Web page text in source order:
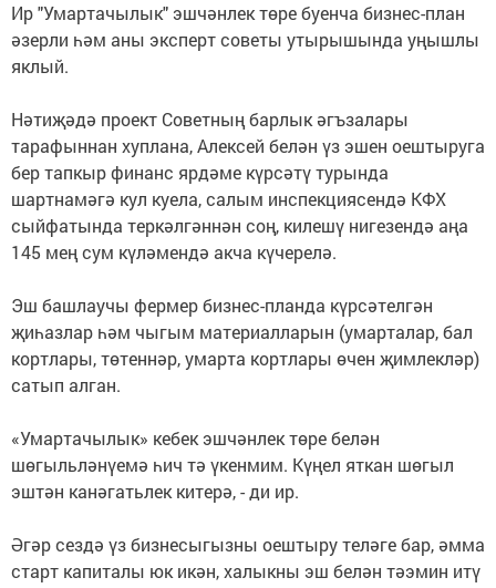
Ир "Умартачылык" эшчәнлек төре буенча бизнес-план
әзерли һәм аны эксперт советы утырышында уңышлы
яклый.
Нәтиҗәдә проект Советның барлык әгъзалары
тарафыннан хуплана, Алексей белән үз эшен оештыруга
бер тапкыр финанс ярдәме күрсәтү турында
шартнамәгә кул куела, салым инспекциясендә КФХ
сыйфатында теркәлгәннән соң, килешү нигезендә аңа
145 мең сум күләмендә акча күчерелә.
Эш башлаучы фермер бизнес-планда күрсәтелгән
җиһазлар һәм чыгым материалларын (умарталар, бал
кортлары, төтеннәр, умарта кортлары өчен җимлекләр)
сатып алган.
«Умартачылык» кебек эшчәнлек төре белән
шөгыльләнүемә һич тә үкенмим. Күңел яткан шөгыл
эштән канәгатьлек китерә, - ди ир.
Әгәр сездә үз бизнесыгызны оештыру теләге бар, әмма
старт капиталы юк икән, халыкны эш белән тәэмин итү